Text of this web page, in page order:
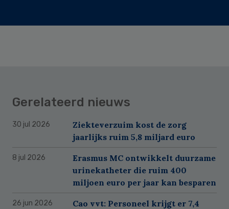
Gerelateerd nieuws
30 jul 2026
Ziekteverzuim kost de zorg
jaarlijks ruim 5,8 miljard euro
8 jul 2026
Erasmus MC ontwikkelt duurzame
urinekatheter die ruim 400
miljoen euro per jaar kan besparen
26 jun 2026
Cao vvt: Personeel krijgt er 7,4